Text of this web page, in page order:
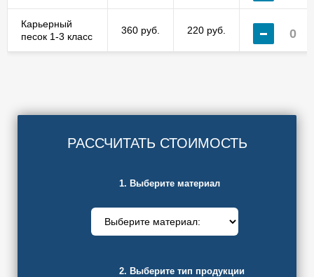
Карьерный
песок 1-3 класс
360 руб. 220 руб.
РАССЧИТАТЬ СТОИМОСТЬ
1. Выберите материал
2. Выберите тип продукции